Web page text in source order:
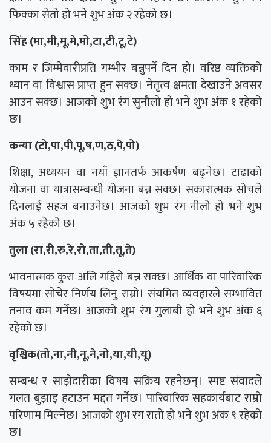
फिक्का सेतो हो भने शुभ अंक २ रहेको छ।
सिंह (मा,मी,मू,मे,मो,टा,टी,टू,टे)
काम र जिम्मेवारीप्रति गम्भीर बन्नुपर्ने दिन हो। वरिष्ठ व्यक्तिको
ध्यान वा विश्वास प्राप्त हुन सक्छ। नेतृत्व क्षमता देखाउने अवसर
आउन सक्छ। आजको शुभ रंग सुनौलो हो भने शुभ अंक १ रहेको
छ।
कन्या (टो,पा,पी,पू,ष,ण,ठ,पे,पो)
शिक्षा, अध्ययन वा नयाँ ज्ञानतर्फ आकर्षण बढ्नेछ। टाढाको
योजना वा यात्रासम्बन्धी योजना बन्न सक्छ। सकारात्मक सोचले
दिनलाई सहज बनाउनेछ। आजको शुभ रंग नीलो हो भने शुभ
अंक ५ रहेको छ।
तुला (रा,री,रु,रे,रो,ता,ती,तू,ते)
भावनात्मक कुरा अलि गहिरो बन्न सक्छ। आर्थिक वा पारिवारिक
विषयमा सोचेर निर्णय लिनु राम्रो। संयमित व्यवहारले सम्भावित
तनाव कम गर्नेछ। आजको शुभ रंग गुलाबी हो भने शुभ अंक ६
रहेको छ।
वृश्चिक(तो,ना,नी,नू,ने,नो,या,यी,यू)
सम्बन्ध र साझेदारीका विषय सक्रिय रहनेछन्। स्पष्ट संवादले
गलत बुझाइ हटाउन मद्दत गर्नेछ। पारिवारिक सहकार्यबाट राम्रो
परिणाम मिल्नेछ। आजको शुभ रंग रातो हो भने शुभ अंक ९ रहेको
छ।